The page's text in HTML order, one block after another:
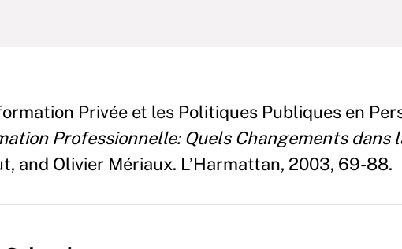
Privée et les Politiques Publiques en
Professionnelle: Quels Changements dans
and Olivier Mériaux. L’Harmattan, 2003, 69-88.